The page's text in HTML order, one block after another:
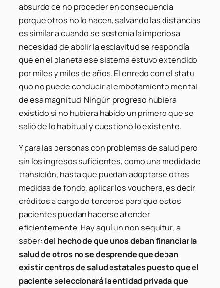
absurdo de no proceder en consecuencia
porque otros no lo hacen, salvando las distancias
es similar a cuando se sostenía la imperiosa
necesidad de abolir la esclavitud se respondía
que en el planeta ese sistema estuvo extendido
por miles y miles de años. El enredo con el statu
quo no puede conducir al embotamiento mental
de esa magnitud. Ningún progreso hubiera
existido si no hubiera habido un primero que se
salió de lo habitual y cuestionó lo existente.
Y para las personas con problemas de salud pero
sin los ingresos suficientes, como una medida de
transición, hasta que puedan adoptarse otras
medidas de fondo, aplicar los vouchers, es decir
créditos a cargo de terceros para que estos
pacientes puedan hacerse atender
eficientemente. Hay aquí un non sequitur, a
saber:del hecho de que unos deban financiar la
salud de otros no se desprende que deban
existir centros de salud estatales puesto que el
paciente seleccionará la entidad privada que